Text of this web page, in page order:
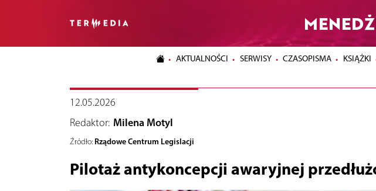
AKTUALNOŚCI SERWISY CZASOPISMA KSIĄŻKI
12.05.2026
Redaktor: Milena Motyl
Źródło: Rządowe Centrum Legislacji
Pilotaż antykoncepcji awaryjnej